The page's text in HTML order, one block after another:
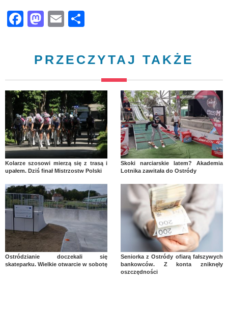
Facebook
Mastodon
Email
PRZECZYTAJ TAKŻE
Kolarze szosowi mierzą się z trasą i
upałem. Dziś finał Mistrzostw Polski
Skoki narciarskie latem? Akademia
Lotnika zawitała do Ostródy
Ostródzianie doczekali się
skateparku. Wielkie otwarcie w sobotę
Seniorka z Ostródy ofiarą fałszywych
bankowców. Z konta zniknęły
oszczędności